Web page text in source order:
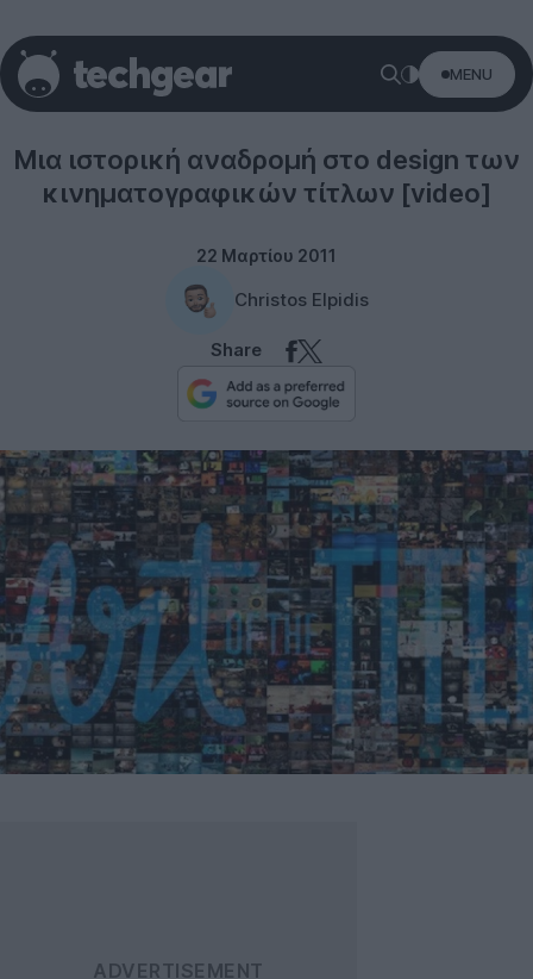
MENU
Μια ιστορική αναδρομή στο design των
κινηματογραφικών τίτλων [video]
22 Μαρτίου 2011
Christos Elpidis
Share